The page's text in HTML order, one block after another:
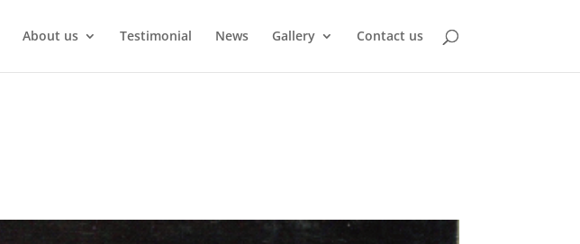
About us Testimonial News Gallery Contact us